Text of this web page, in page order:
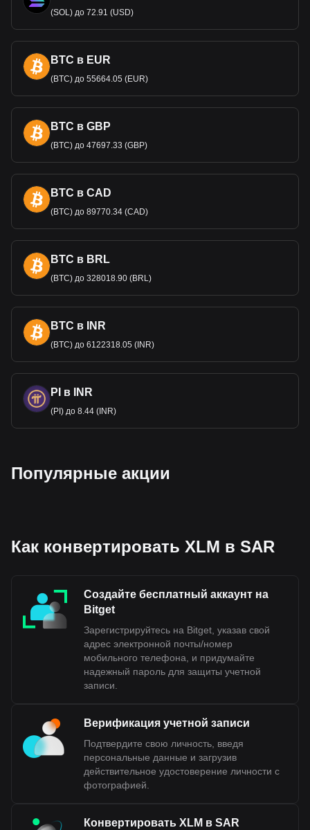
(SOL) до 72.91 (USD)
BTC в EUR
(BTC) до 55664.05 (EUR)
BTC в GBP
(BTC) до 47697.33 (GBP)
BTC в CAD
(BTC) до 89770.34 (CAD)
BTC в BRL
(BTC) до 328018.90 (BRL)
BTC в INR
(BTC) до 6122318.05 (INR)
PI в INR
(PI) до 8.44 (INR)
Популярные акции
Как конвертировать XLM в SAR
Создайте бесплатный аккаунт на
Bitget
Зарегистрируйтесь на Bitget, указав свой
адрес электронной почты/номер
мобильного телефона, и придумайте
надежный пароль для защиты учетной
записи.
Верификация учетной записи
Подтвердите свою личность, введя
персональные данные и загрузив
действительное удостоверение личности с
фотографией.
Конвертировать XLM в SAR